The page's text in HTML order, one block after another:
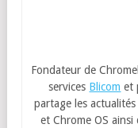
Fondateur de
services Blicom et
partage les
et Chrome OS ainsi